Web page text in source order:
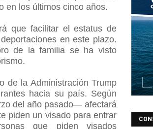
en los últimos cinco años.
que facilitar el estatus de
en este plazo.
de la familia se ha visto
de la Administración Trump
hacia su país. Según
del año pasado— afectará
piden un visado para entrar
que piden visados